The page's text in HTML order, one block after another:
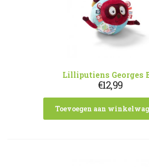
Lilliputiens Georges
€12,99
Toevoegen aan